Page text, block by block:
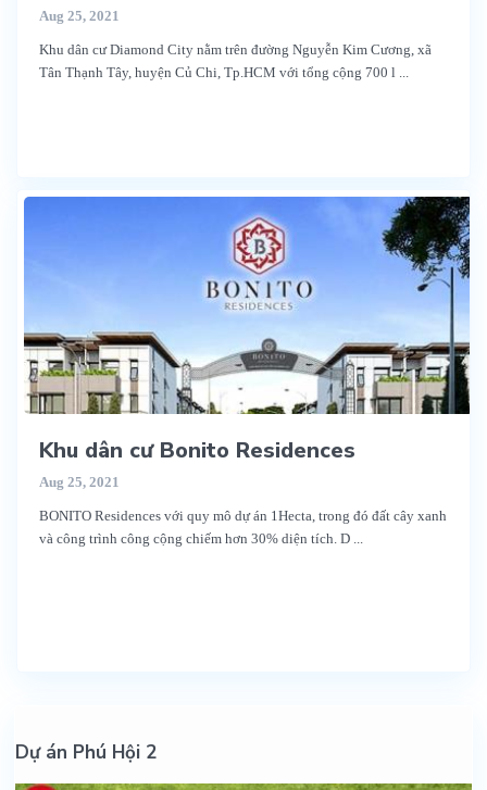
Aug 25, 2021
Khu dân cư Diamond City nằm trên đường Nguyễn Kim Cương, xã
Tân Thạnh Tây, huyện Củ Chi, Tp.HCM với tổng cộng 700 l
Khu dân cư Bonito Residences
Aug 25, 2021
BONITO Residences với quy mô dự án 1Hecta, trong đó đất cây xanh
và công trình công cộng chiếm hơn 30% diện tích. D
Dự án Phú Hội 2